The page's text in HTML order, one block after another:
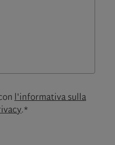
l'informativa sulla
.*